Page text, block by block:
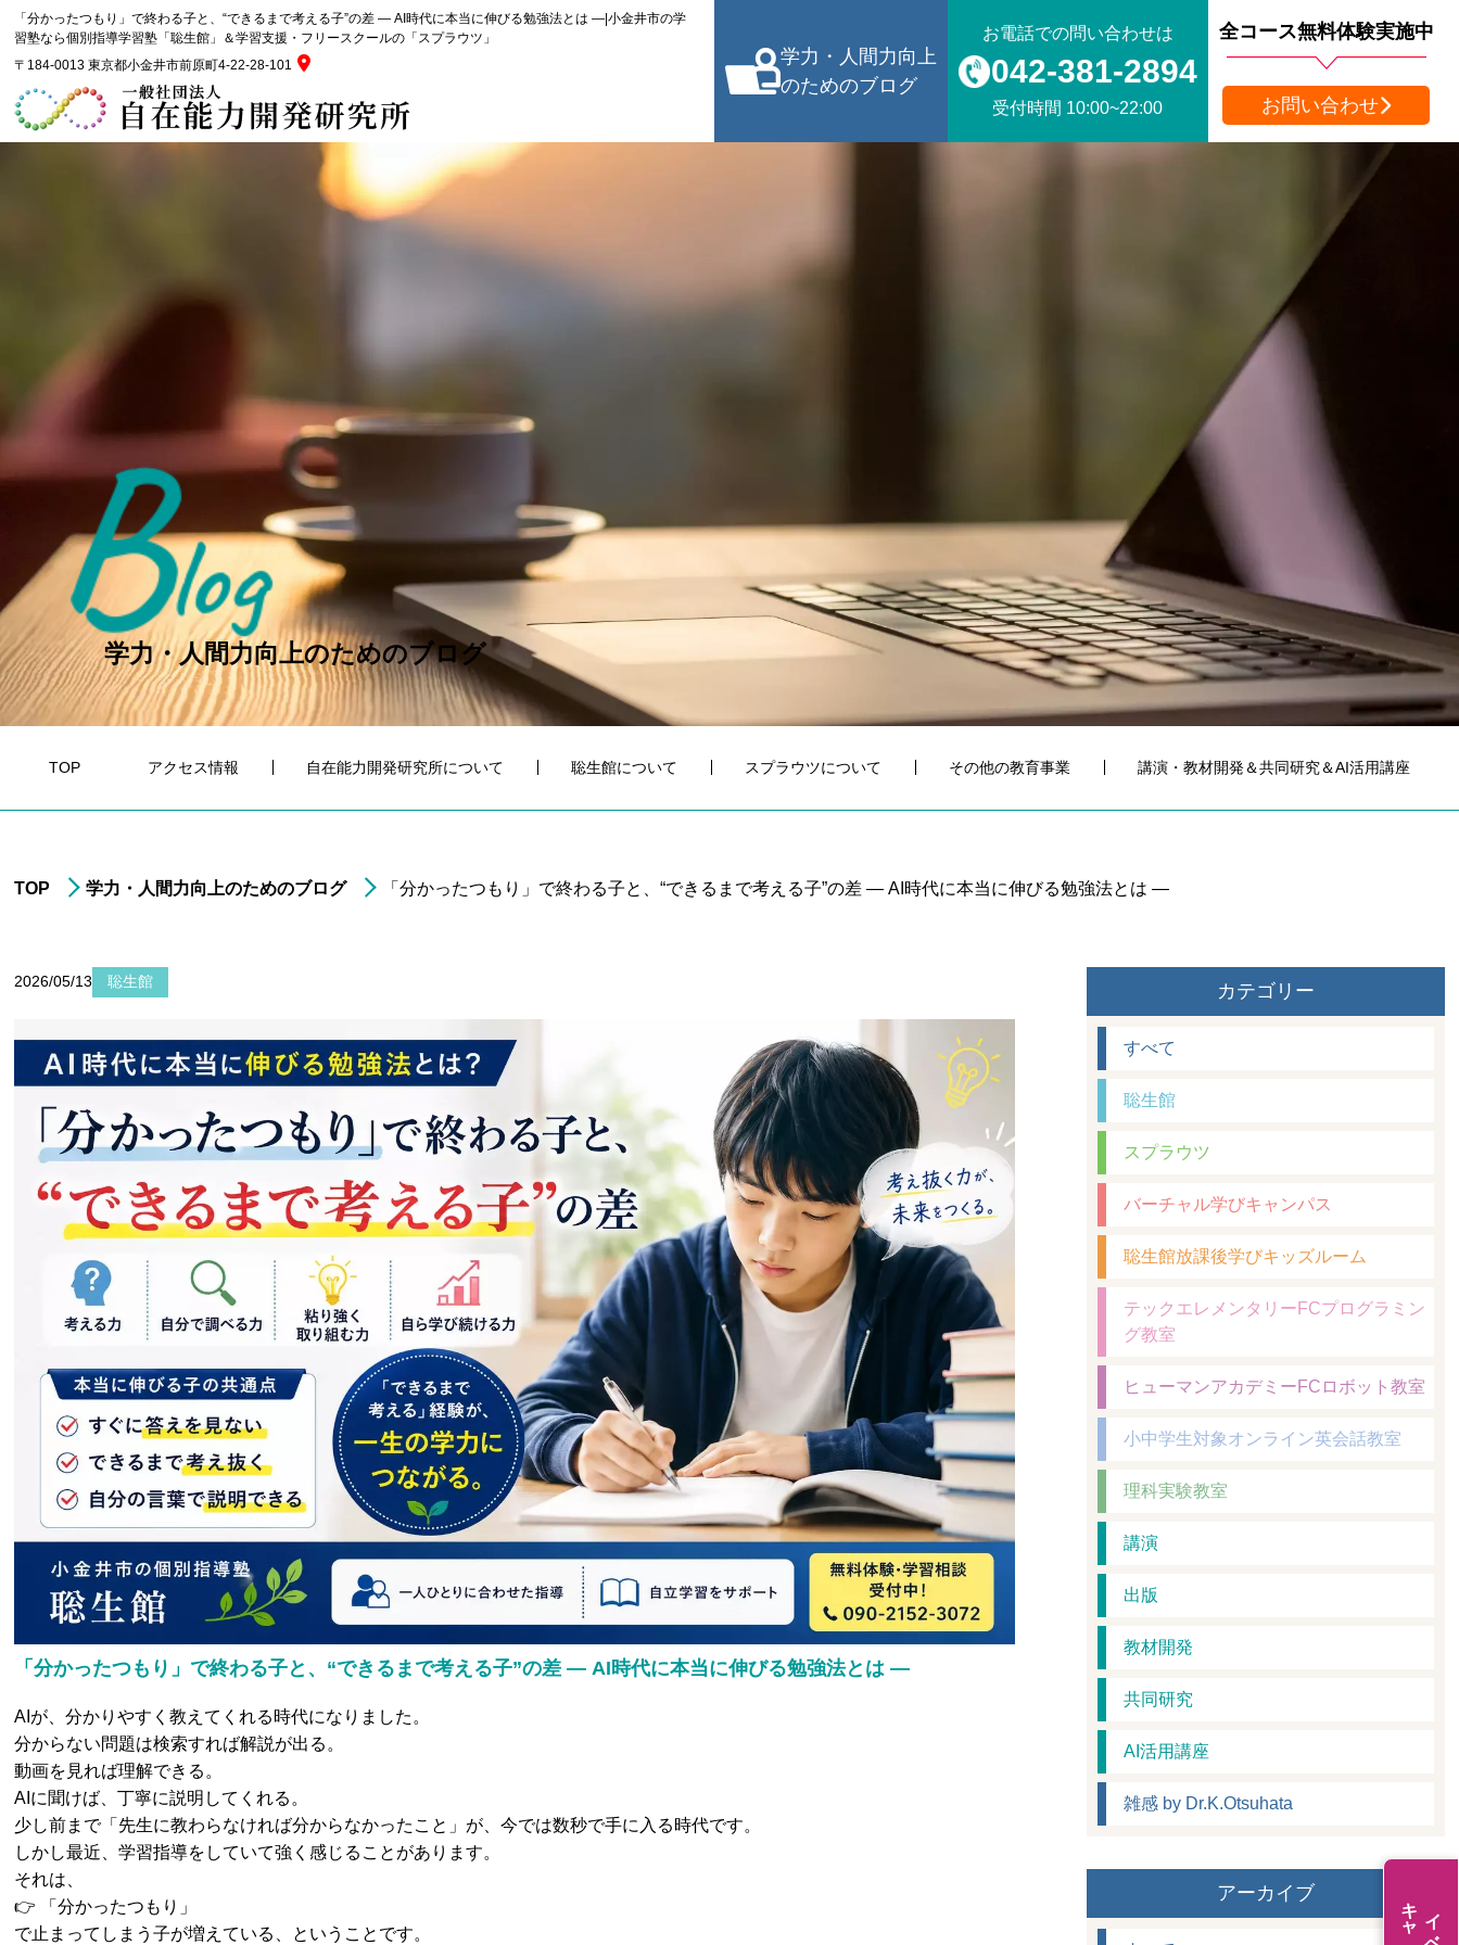
「分かったつもり」で終わる子と、“できるまで考える子”の差 ― AI時代に本当に伸びる勉強法とは ―|小金井市の学
習塾なら個別指導学習塾「聡生館」＆学習支援・フリースクールの「スプラウツ」
〒184-0013 東京都小金井市前原町4-22-28-101
学力・人間力向上
のためのブログ
お電話での問い合わせは
042-381-2894
受付時間 10:00~22:00
全コース無料体験実施中
お問い合わせ
Blog
学力・人間力向上のためのブログ
TOP アクセス情報 自在能力開発研究所について 聡生館について スプラウツについて その他の教育事業 講演・教材開発＆共同研究＆AI活用講座
TOP 学力・人間力向上のためのブログ 「分かったつもり」で終わる子と、“できるまで考える子”の差 ― AI時代に本当に伸びる勉強法とは ―
2026/05/13 聡生館
「分かったつもり」で終わる子と、“できるまで考える子”の差 ― AI時代に本当に伸びる勉強法とは ―
AIが、分かりやすく教えてくれる時代になりました。
分からない問題は検索すれば解説が出る。
動画を見れば理解できる。
AIに聞けば、丁寧に説明してくれる。
少し前まで「先生に教わらなければ分からなかったこと」が、今では数秒で手に入る時代です。
しかし最近、学習指導をしていて強く感じることがあります。
それは、
👉 「分かったつもり」
で止まってしまう子が増えている、ということです。
カテゴリー
すべて
聡生館
スプラウツ
バーチャル学びキャンパス
聡生館放課後学びキッズルーム
テックエレメンタリーFCプログラミン
グ教室
ヒューマンアカデミーFCロボット教室
小中学生対象オンライン英会話教室
理科実験教室
講演
出版
教材開発
共同研究
AI活用講座
雑感 by Dr.K.Otsuhata
アーカイブ